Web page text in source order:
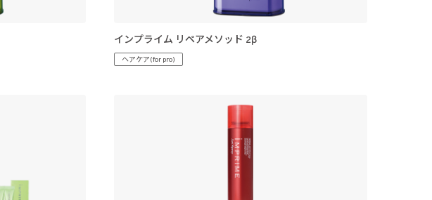
インプライム リペアメソッド 2β
ヘアケア(for pro)